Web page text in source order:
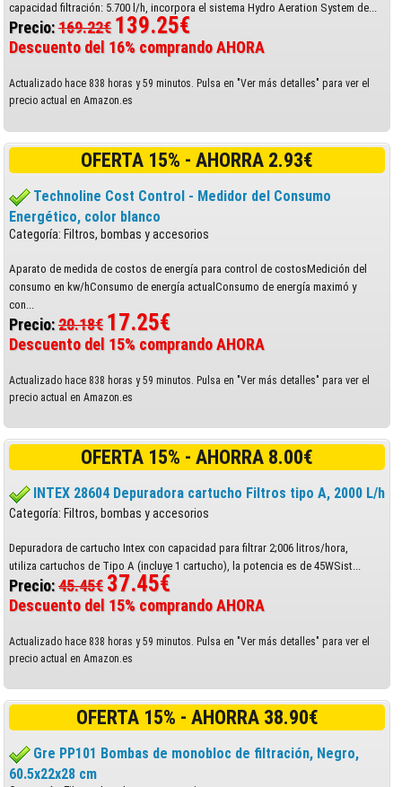
capacidad filtración: 5.700 l/h, incorpora el sistema Hydro Aeration System de...
Precio:169.22€ 139.25€
Descuento del 16% comprando AHORA
Actualizado hace 838 horas y 59 minutos. Pulsa en "Ver más detalles" para ver el
precio actual en Amazon.es
OFERTA 15% - AHORRA 2.93€
Technoline Cost Control - Medidor del Consumo
Energético, color blanco
Categoría: Filtros, bombas y accesorios
Aparato de medida de costos de energía para control de costosMedición del
consumo en kw/hConsumo de energía actualConsumo de energía maximó y
con...
Precio:20.18€ 17.25€
Descuento del 15% comprando AHORA
Actualizado hace 838 horas y 59 minutos. Pulsa en "Ver más detalles" para ver el
precio actual en Amazon.es
OFERTA 15% - AHORRA 8.00€
INTEX 28604 Depuradora cartucho Filtros tipo A, 2000 L/h
Categoría: Filtros, bombas y accesorios
Depuradora de cartucho Intex con capacidad para filtrar 2;006 litros/hora,
utiliza cartuchos de Tipo A (incluye 1 cartucho), la potencia es de 45WSist...
Precio:45.45€ 37.45€
Descuento del 15% comprando AHORA
Actualizado hace 838 horas y 59 minutos. Pulsa en "Ver más detalles" para ver el
precio actual en Amazon.es
OFERTA 15% - AHORRA 38.90€
Gre PP101 Bombas de monobloc de filtración, Negro,
60.5x22x28 cm